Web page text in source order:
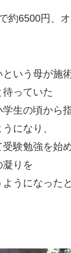
約6500円、
いう母が施
っていた
生の頃から
になり、
験勉強を始
凝りを
うになったと